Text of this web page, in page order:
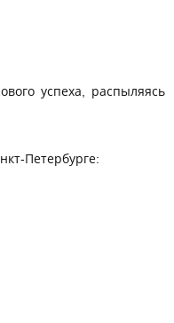
успеха, распыляясь
Петербурге: